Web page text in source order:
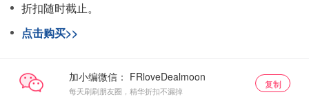
折扣随时截止。
点击购买>>
加小编微信：
每天刷刷朋友圈，精华折扣不漏掉
复制